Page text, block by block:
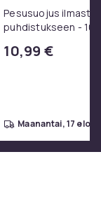
Pesusuojus
puhdistukseen -
10,99 €
maanantai, 17 elo